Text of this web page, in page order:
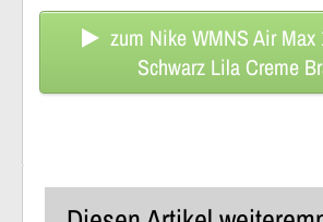
zum Nike WMNS Air Max
Schwarz Lila Creme